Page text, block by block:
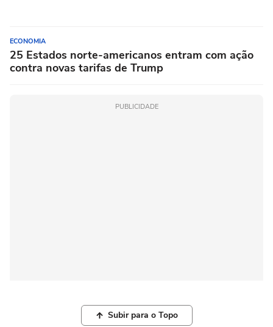
ECONOMIA
25 Estados norte-americanos entram com ação
contra novas tarifas de Trump
PUBLICIDADE
Subir para o Topo